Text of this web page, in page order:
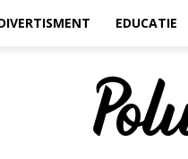
EDUCATIE